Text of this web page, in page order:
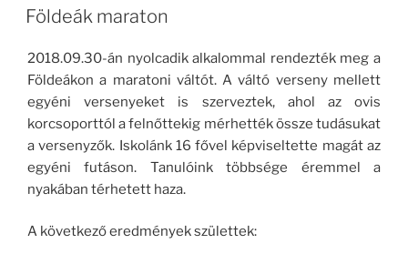
Földeák maraton
2018.09.30-án nyolcadik alkalommal rendezték meg a
Földeákon a maratoni váltót. A váltó verseny mellett
egyéni versenyeket is szerveztek, ahol az ovis
korcsoporttól a felnőttekig mérhették össze tudásukat
a versenyzők. Iskolánk 16 fővel képviseltette magát az
egyéni futáson. Tanulóink többsége éremmel a
nyakában térhetett haza.
A következő eredmények születtek: